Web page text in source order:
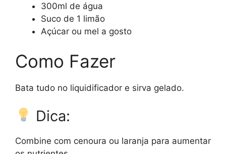
300ml de água
Suco de 1 limão
Açúcar ou mel a gosto
Como Fazer
Bata tudo no liquidificador e sirva gelado.
Dica:
Combine com cenoura ou laranja para aumentar